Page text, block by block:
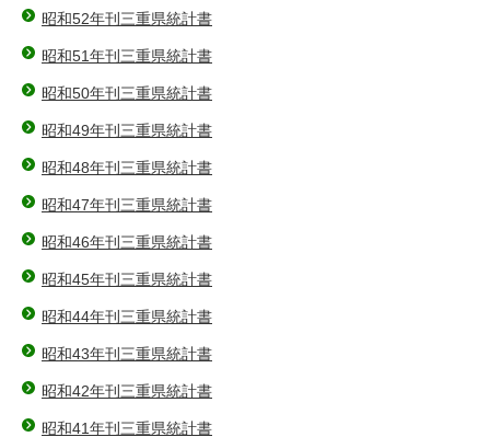
昭和52年刊三重県統計書
昭和51年刊三重県統計書
昭和50年刊三重県統計書
昭和49年刊三重県統計書
昭和48年刊三重県統計書
昭和47年刊三重県統計書
昭和46年刊三重県統計書
昭和45年刊三重県統計書
昭和44年刊三重県統計書
昭和43年刊三重県統計書
昭和42年刊三重県統計書
昭和41年刊三重県統計書